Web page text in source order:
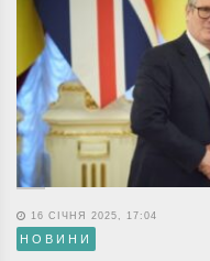
16 СІЧНЯ 2025, 17:04
НОВИНИ